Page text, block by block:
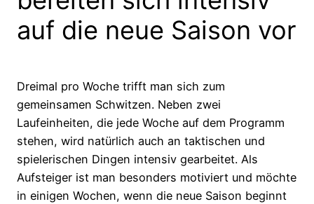
auf die neue Saison vor
Dreimal pro Woche trifft man sich zum
gemeinsamen Schwitzen. Neben zwei
Laufeinheiten, die jede Woche auf dem Programm
stehen, wird natürlich auch an taktischen und
spielerischen Dingen intensiv gearbeitet. Als
Aufsteiger ist man besonders motiviert und möchte
in einigen Wochen, wenn die neue Saison beginnt